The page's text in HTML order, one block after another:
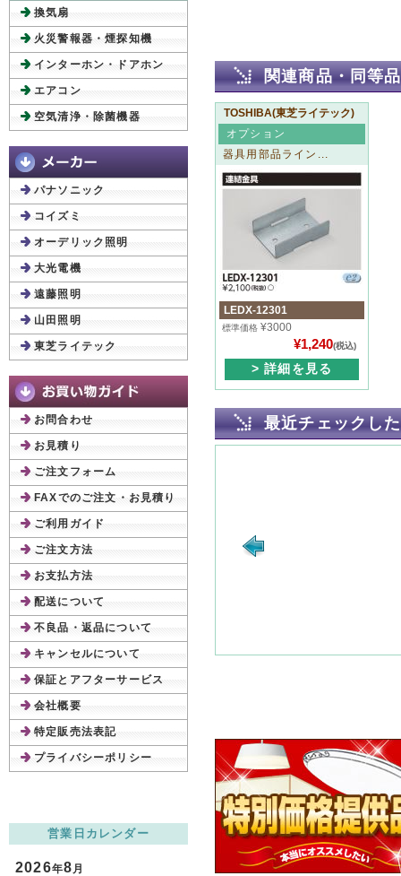
関連商品・同等品
TOSHIBA(東芝ライテック)
オプション
器具用部品ライン...
LEDX-12301
標準価格 ¥3000
¥1,240(税込)
> 詳細を見る
最近チェックし
換気扇
火災警報器・煙探知機
インターホン・ドアホン
エアコン
空気清浄・除菌機器
パナソニック
コイズミ
オーデリック照明
大光電機
遠藤照明
山田照明
東芝ライテック
お問合わせ
お見積り
ご注文フォーム
FAXでのご注文・お見積り
ご利用ガイド
ご注文方法
お支払方法
配送について
不良品・返品について
キャンセルについて
保証とアフターサービス
会社概要
特定販売法表記
プライバシーポリシー
営業日カレンダー
2026年8月